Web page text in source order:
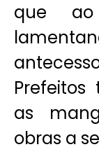
que
as
obras a